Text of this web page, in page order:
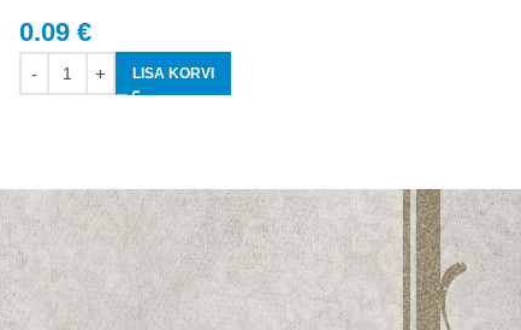
0.09 €
LISA KORVI